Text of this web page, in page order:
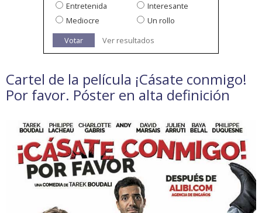
Entretenida
Interesante
Mediocre
Un rollo
Votar
Ver resultados
Cartel de la película ¡Cásate conmigo!
Por favor. Póster en alta definición